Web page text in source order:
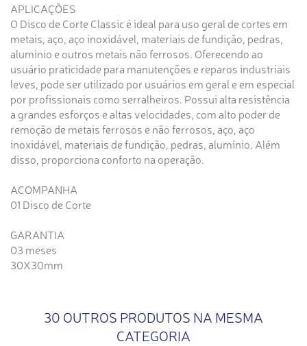
APLICAÇÕES
O Disco de Corte Classic é ideal para uso geral de cortes em
metais, aço, aço inoxidável, materiais de fundição, pedras,
alumínio e outros metais não ferrosos. Oferecendo ao
usuário praticidade para manutenções e reparos industriais
leves, pode ser utilizado por usuários em geral e em especial
por profissionais como serralheiros. Possui alta resistência
a grandes esforços e altas velocidades, com alto poder de
remoção de metais ferrosos e não ferrosos, aço, aço
inoxidável, materiais de fundição, pedras, alumínio. Além
disso, proporciona conforto na operação.
ACOMPANHA
01 Disco de Corte
GARANTIA
03 meses
30X30mm
30 OUTROS PRODUTOS NA MESMA
CATEGORIA